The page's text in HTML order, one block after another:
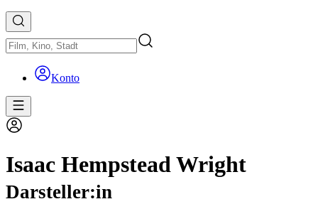
Konto
Isaac Hempstead Wright
Darsteller:in